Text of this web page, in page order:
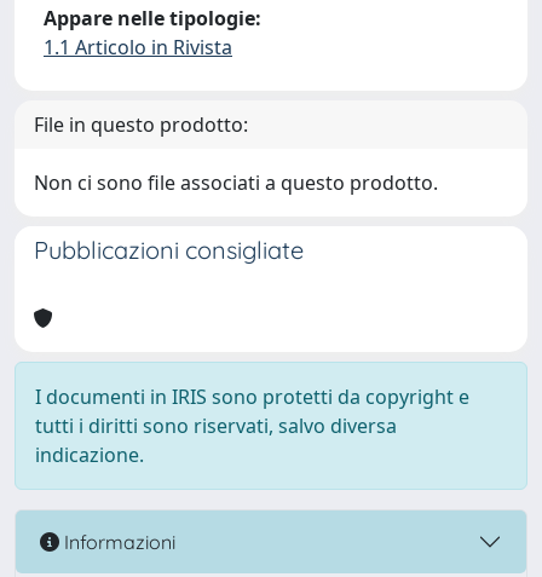
Appare nelle tipologie:
1.1 Articolo in Rivista
File in questo prodotto:
Non ci sono file associati a questo prodotto.
Pubblicazioni consigliate
I documenti in IRIS sono protetti da copyright e
tutti i diritti sono riservati, salvo diversa
indicazione.
Informazioni